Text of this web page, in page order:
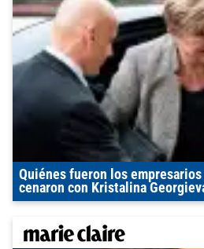
Quiénes fueron los
cenaron con Kristalina